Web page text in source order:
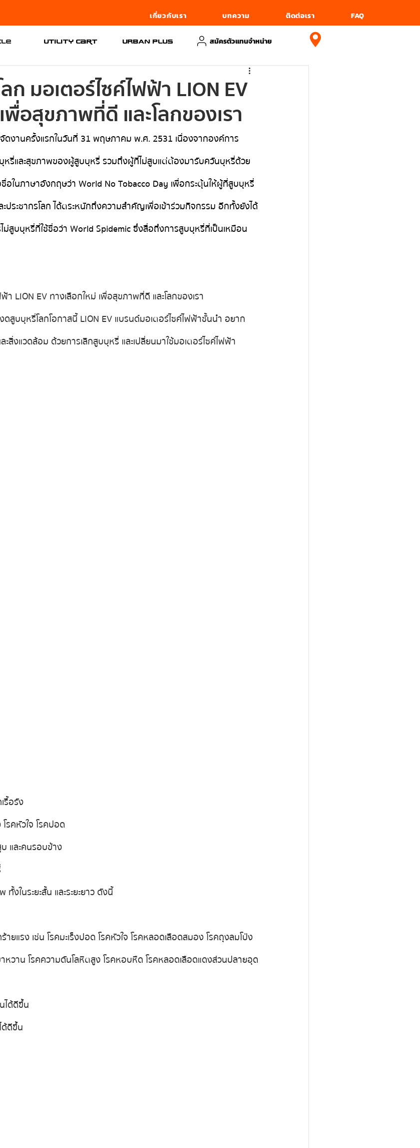
เกี่ยวกับเรา บทความ ติดต่อเรา FAQ
Utility Cart URBAN PLUS สมัครตัวแทนจำหน่าย
มอเตอร์ไซค์ไฟฟ้า LION EV
พื่อสุขภาพที่ดี และโลกของเรา
ดงานครั้งแรกในวันที่ 31 พฤษภาคม พ.ศ. 2531 เนื่องจากองค์การ
หรี่และสุขภาพของผู้สูบบุหรี่ รวมถึงผู้ที่ไม่สูบแต่ต้องมารับควันบุหรี่ด้วย
ในภาษาอังกฤษว่า World No Tobacco Day เพื่อกระตุ้นให้ผู้ที่สูบบุหรี่
ะประชากรโลก ได้ตระหนักถึงความสำคัญเพื่อเข้าร่วมกิจกรรม อีกทั้งยังได้
ม่สูบบุหรี่ที่ใช้ชื่อว่า World Spidemic ซึ่งสื่อถึงการสูบบุหรี่ที่เป็นเหมือน
LION EV ทางเลือกใหม่ เพื่อสุขภาพที่ดี และโลกของเรา
บบุหรี่โลก   โอกาสนี้ LION EV แบรนด์มอเตอร์ไซค์ไฟฟ้าชั้นนำ อยาก
งแวดล้อม ด้วยการเลิกสูบบุหรี่ และเปลี่ยนมาใช้มอเตอร์ไซค์ไฟฟ้า
รื้อรัง
รคหัวใจ โรคปอด
และคนรอบข้าง
ทั้งในระยะสั้น และระยะยาว ดังนี้
ายแรง เช่น โรคมะเร็งปอด โรคหัวใจ โรคหลอดเลือดสมอง โรคถุงลมโป่ง
หวาน โรคความดันโลหิตสูง โรคหอบหืด โรคหลอดเลือดแดงส่วนปลายอุด
ได้ดีขึ้น
ด้ดีขึ้น